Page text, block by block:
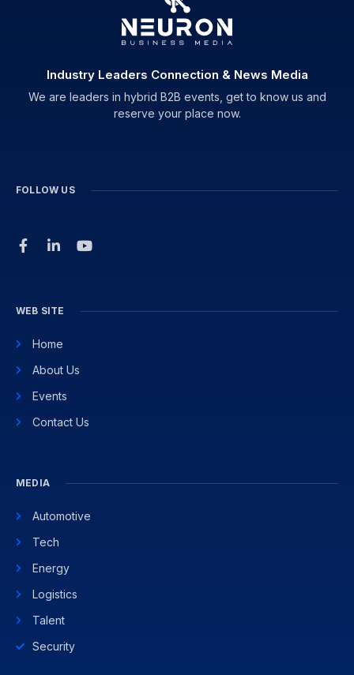
Industry Leaders Connection & News Media
We are leaders in hybrid B2B events, get to know us and
reserve your place now.
FOLLOW US
WEB SITE
Home
About Us
Events
Contact Us
MEDIA
Automotive
Tech
Energy
Logistics
Talent
Security